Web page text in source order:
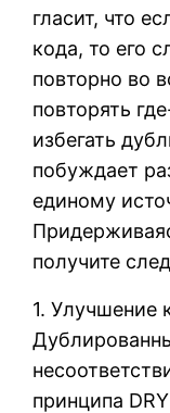
гласит, что
кода, то его
повторно во
повторять
избегать
побуждает
единому
получите
1. Улучшение
принципа